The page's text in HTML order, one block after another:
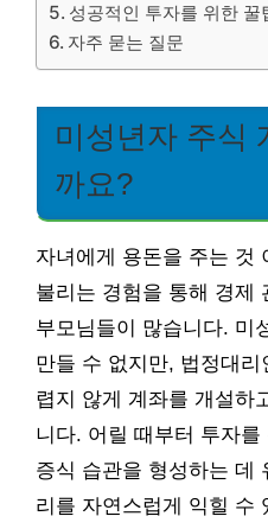
성공적인 투자를 위한 꿀
자주 묻는 질문
미성년자 주식
까요?
자녀에게 용돈을 주는 것
불리는 경험을 통해 경제
부모님들이 많습니다. 미
만들 수 없지만, 법정대
렵지 않게 계좌를 개설하
니다. 어릴 때부터 투자
증식 습관을 형성하는 데
리를 자연스럽게 익힐 수